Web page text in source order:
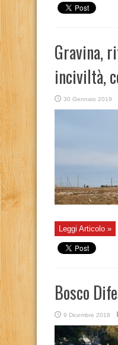
Gravina,
inciviltà,
30 Gennaio 2019
Leggi Articolo »
Bosco
9 Dicembre 2018